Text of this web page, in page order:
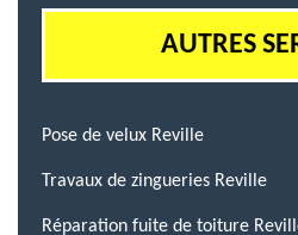
AUTRES
Pose de velux Reville
Travaux de zingueries Reville
Réparation fuite de toiture